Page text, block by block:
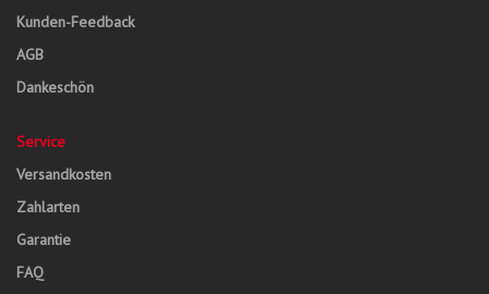
Kunden-Feedback
AGB
Dankeschön
Service
Versandkosten
Zahlarten
Garantie
FAQ